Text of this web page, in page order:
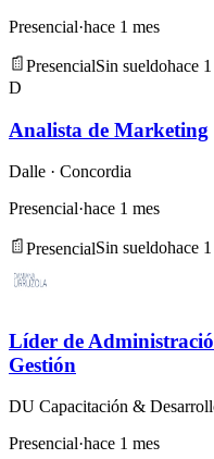
Presencial·hace 1 mes
PresencialSin sueldohace
D
Analista de Marketing
Dalle · Concordia
Presencial·hace 1 mes
PresencialSin sueldohace
Líder de
Gestión
DU Capacitación &
Presencial·hace 1 mes